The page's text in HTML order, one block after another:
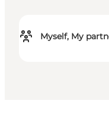
Myself, My